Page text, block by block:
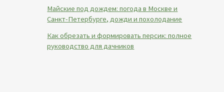
Майские под дождем: погода в Москве и
Санкт-Петербурге, дожди и похолодание
Как обрезать и формировать персик: полное
руководство для дачников